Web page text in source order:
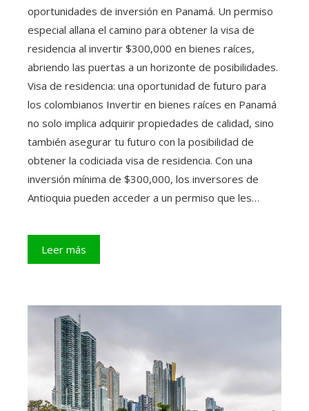
oportunidades de inversión en Panamá. Un permiso
especial allana el camino para obtener la visa de
residencia al invertir $300,000 en bienes raíces,
abriendo las puertas a un horizonte de posibilidades.
Visa de residencia: una oportunidad de futuro para
los colombianos Invertir en bienes raíces en Panamá
no solo implica adquirir propiedades de calidad, sino
también asegurar tu futuro con la posibilidad de
obtener la codiciada visa de residencia. Con una
inversión mínima de $300,000, los inversores de
Antioquia pueden acceder a un permiso que les…
Leer más